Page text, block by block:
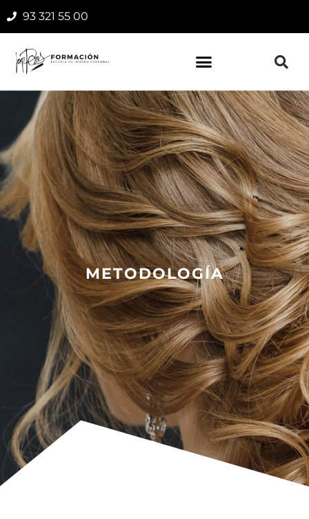
93 321 55 00
METODOLOGÍA